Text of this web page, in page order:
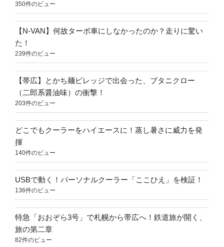
350件のビュー
【N-VAN】何故ターボ車にしなかったのか？走りに驚い
た！
239件のビュー
【帯広】とかち麺ビレッジで出会った、ブタニクロー
（二郎系醤油味）の衝撃！
203件のビュー
どこでもクーラーをハイエースに！蒸し暑さに威力を発
揮
140件のビュー
USBで動く！パーソナルクーラー「ここひえ」を検証！
136件のビュー
特急「おおぞら3号」で札幌から帯広へ！鉄道旅が開く、
旅の第二章
82件のビュー